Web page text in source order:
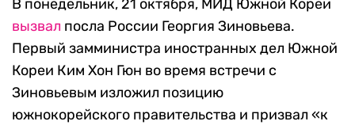
В понедельник, 21 октября, МИД Южной Кореи
вызвал посла России Георгия Зиновьева.
Первый замминистра иностранных дел Южной
Кореи Ким Хон Гюн во время встречи с
Зиновьевым изложил позицию
южнокорейского правительства и призвал «к